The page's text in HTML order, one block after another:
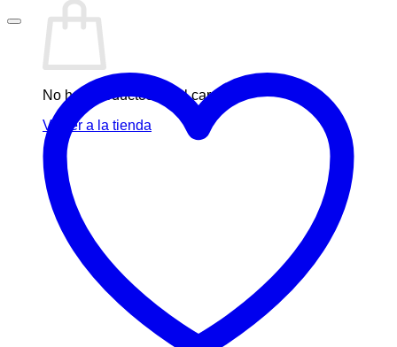
No hay productos en el carrito.
Volver a la tienda